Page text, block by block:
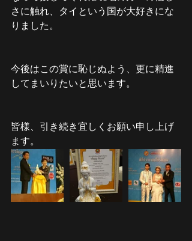
さに触れ、タイという国が大好きにな
りました。
今後はこの賞に恥じぬよう、更に精進
してまいりたいと思います。
皆様、引き続き宜しくお願い申し上げ
ます。